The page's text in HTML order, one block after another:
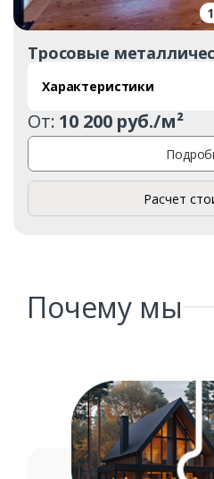
Ваше имя*
Ваш телефон*
1
Тросовые
Характеристики
От: 10 200 руб./м²
Расчет
Почему мы